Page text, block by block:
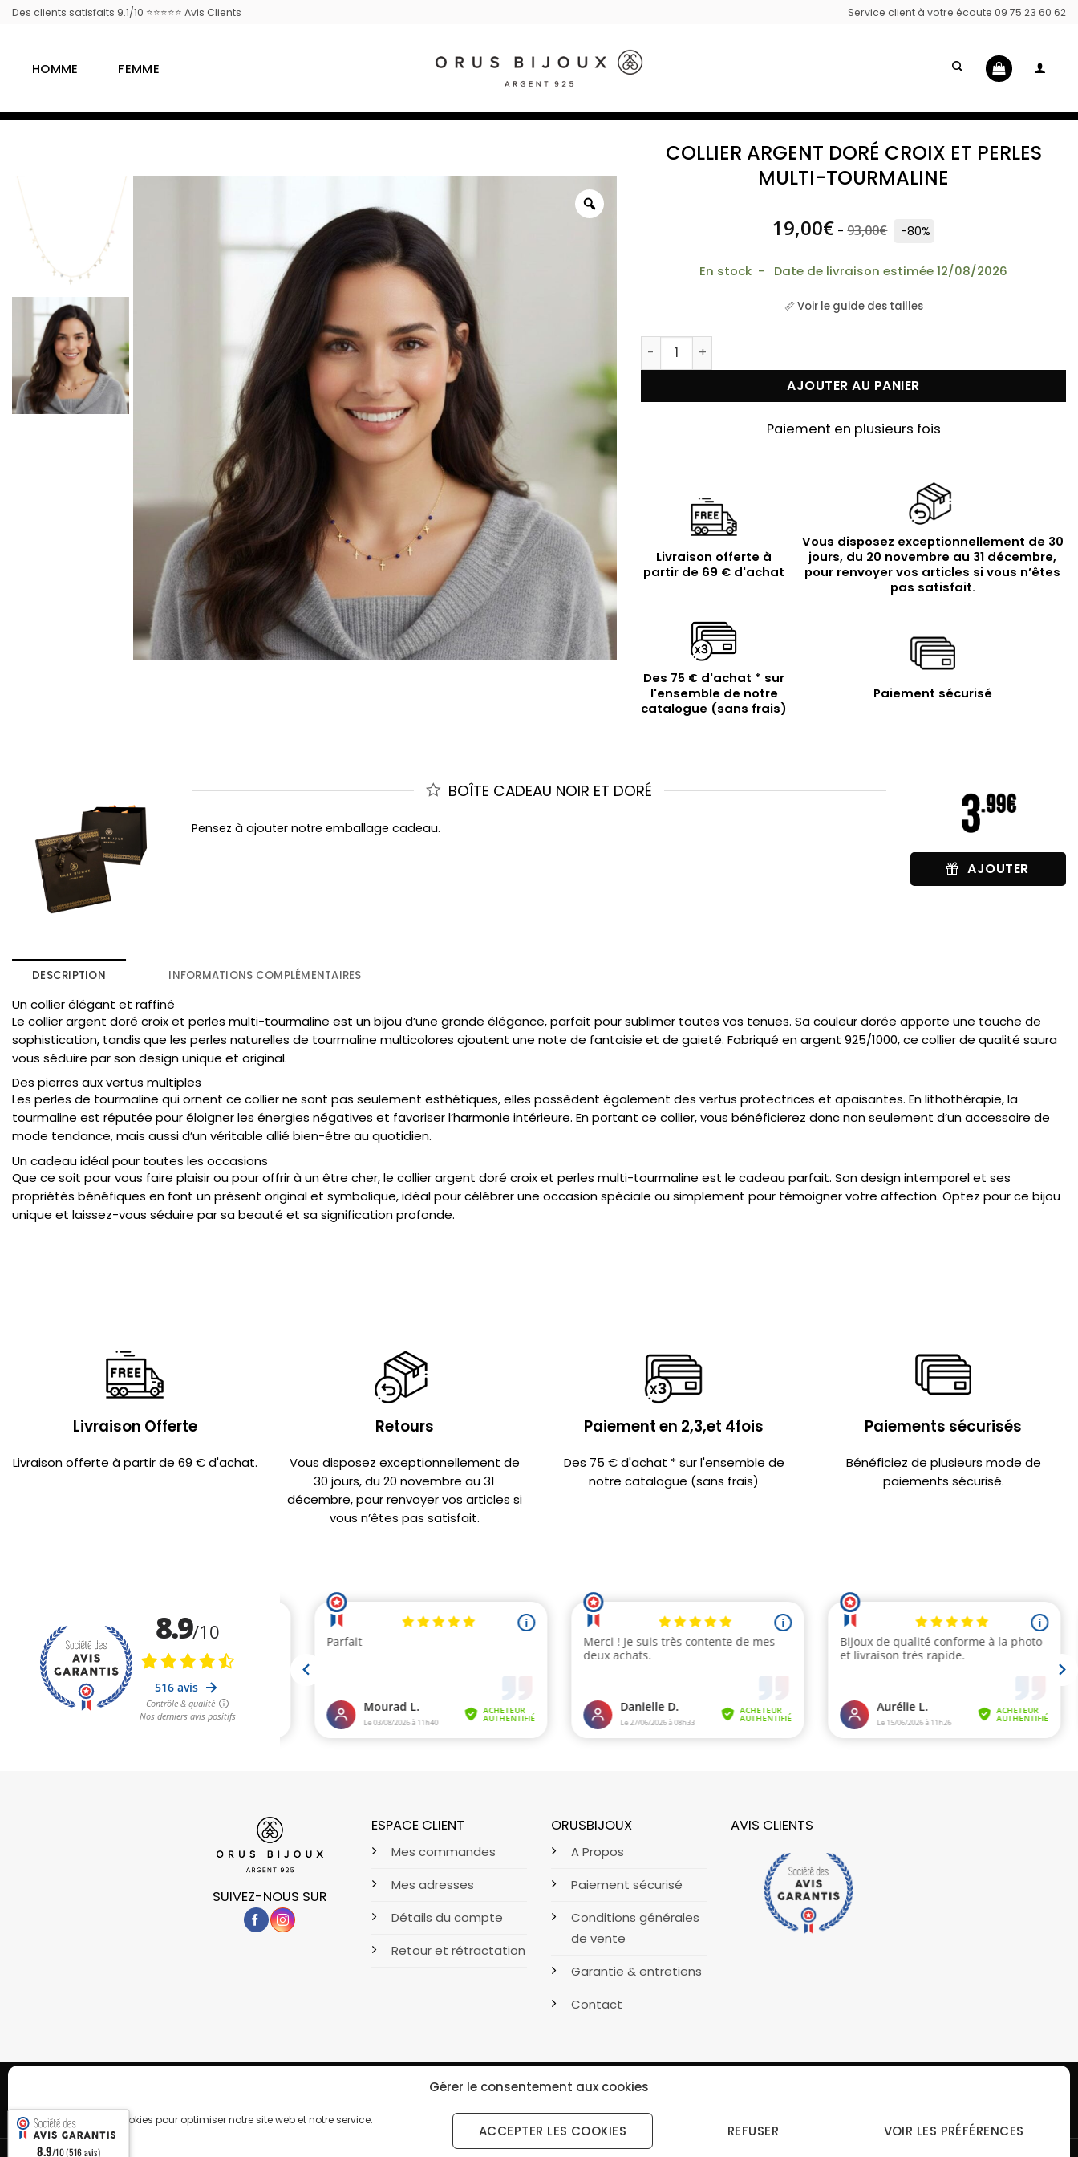
Gérer le consentement aux cookies
Nous utilisons des cookies pour optimiser notre site web et notre service.
ACCEPTER LES COOKIES REFUSER VOIR LES PRÉFÉRENCES
Passer
Des clients satisfaits 9.1/10 ⭐⭐⭐⭐⭐ Avis Clients Service client à votre écoute 09 75 23 60 62
HOMME FEMME
COLLIER ARGENT DORÉ CROIX ET PERLES
MULTI-TOURMALINE
19,00€ -93,00€ -80%
En stock - Date de livraison estimée 12/08/2026
📏 Voir le guide des tailles
quantité de Collier argent doré croix et perles multi-tourmaline
AJOUTER AU PANIER
Paiement en plusieurs fois
Livraison offerte à
partir de 69 € d'achat
Vous disposez exceptionnellement de 30
jours, du 20 novembre au 31 décembre,
pour renvoyer vos articles si vous n’êtes
pas satisfait.
Des 75 € d'achat * sur
l'ensemble de notre
catalogue (sans frais)
Paiement sécurisé
BOÎTE CADEAU NOIR ET DORÉ
Pensez à ajouter notre emballage cadeau.
AJOUTER
DESCRIPTION INFORMATIONS COMPLÉMENTAIRES
Un collier élégant et raffiné
Le collier argent doré croix et perles multi-tourmaline est un bijou d’une grande élégance, parfait pour sublimer toutes vos tenues. Sa couleur dorée apporte une touche de
sophistication, tandis que les perles naturelles de tourmaline multicolores ajoutent une note de fantaisie et de gaieté. Fabriqué en argent 925/1000, ce collier de qualité saura
vous séduire par son design unique et original.
Des pierres aux vertus multiples
Les perles de tourmaline qui ornent ce collier ne sont pas seulement esthétiques, elles possèdent également des vertus protectrices et apaisantes. En lithothérapie, la
tourmaline est réputée pour éloigner les énergies négatives et favoriser l’harmonie intérieure. En portant ce collier, vous bénéficierez donc non seulement d’un accessoire de
mode tendance, mais aussi d’un véritable allié bien-être au quotidien.
Un cadeau idéal pour toutes les occasions
Que ce soit pour vous faire plaisir ou pour offrir à un être cher, le collier argent doré croix et perles multi-tourmaline est le cadeau parfait. Son design intemporel et ses
propriétés bénéfiques en font un présent original et symbolique, idéal pour célébrer une occasion spéciale ou simplement pour témoigner votre affection. Optez pour ce bijou
unique et laissez-vous séduire par sa beauté et sa signification profonde.
Livraison Offerte
Livraison offerte à partir de 69 € d'achat.
Retours
Vous disposez exceptionnellement de
30 jours, du 20 novembre au 31
décembre, pour renvoyer vos articles si
vous n’êtes pas satisfait.
Paiement en 2,3,et 4fois
Des 75 € d'achat * sur l'ensemble de
notre catalogue (sans frais)
Paiements sécurisés
Bénéficiez de plusieurs mode de
paiements sécurisé.
SUIVEZ-NOUS SUR
ESPACE CLIENT
Mes commandes
Mes adresses
Détails du compte
Retour et rétractation
ORUSBIJOUX
A Propos
Paiement sécurisé
Conditions générales
de vente
Garantie & entretiens
Contact
AVIS CLIENTS
BP90032, 13600 La Ciotat, France - Téléphone : 09.75.23.60.62
8.9/10 (516 avis)